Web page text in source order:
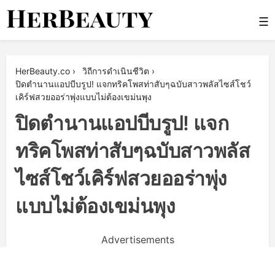
Skip
☰
HerBeauty.co › วิถีการดำเนินชีวิต ›
ปิดตำนานแอปบีบรูป! แจกทริคโพสท่าสับๆฉบับสาวพลัสไซส์โชว์
เคิร์ฟสวยออร่าพุ่งแบบไม่ต้องเขม่นพุง
ปิดตำนานแอปบีบรูป! แจก
ทริคโพสท่าสับๆฉบับสาวพลัส
ไซส์โชว์เคิร์ฟสวยออร่าพุ่ง
แบบไม่ต้องเขม่นพุง
Advertisements